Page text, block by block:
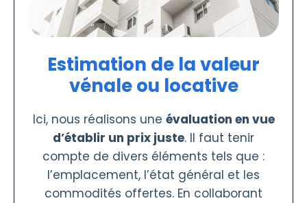
Estimation de la valeur
vénale ou locative
Ici, nous réalisons une évaluation en vue
d’établir un prix juste. Il faut tenir
compte de divers éléments tels que :
l’emplacement, l’état général et les
commodités offertes. En collaborant